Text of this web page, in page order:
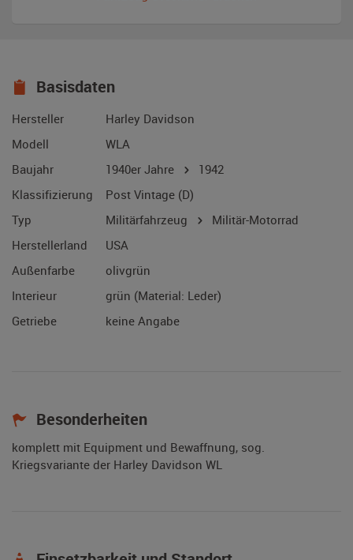
Basisdaten
Hersteller
Harley Davidson
Modell
WLA
Baujahr
1940er Jahre
1942
Klassifizierung
Post Vintage (D)
Typ
Militärfahrzeug
Militär-Motorrad
Herstellerland
USA
Außenfarbe
olivgrün
Interieur
grün (Material: Leder)
Getriebe
keine Angabe
Besonderheiten
komplett mit Equipment und Bewaffnung, sog.
Kriegsvariante der Harley Davidson WL